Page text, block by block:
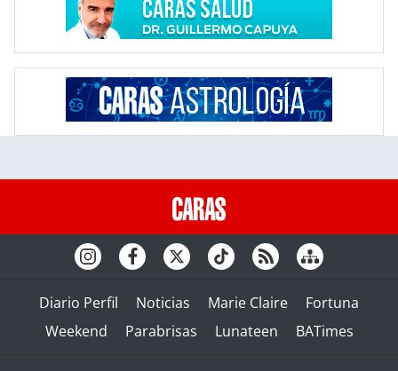
Diario Perfil Noticias Marie Claire
Fortuna
Weekend
Parabrisas Lunateen BATimes